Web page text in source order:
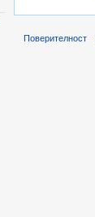
Поверителност